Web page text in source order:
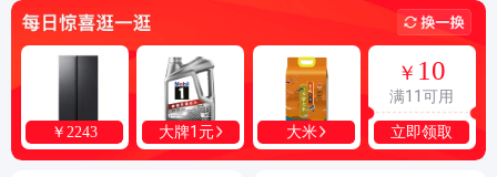
立即领取
￥ 10
满11可用
大米
大牌1元
￥2243